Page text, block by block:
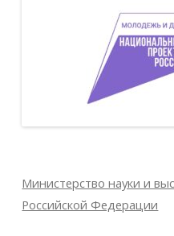
Министерство науки и
Российской Федерации